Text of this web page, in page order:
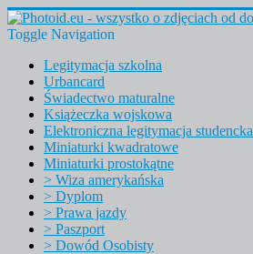
Toggle Navigation
Legitymacja szkolna
Urbancard
Świadectwo maturalne
Książeczka wojskowa
Elektroniczna legitymacja studencka
Miniaturki kwadratowe
Miniaturki prostokątne
> Wiza amerykańska
> Dyplom
> Prawa jazdy
> Paszport
> Dowód Osobisty